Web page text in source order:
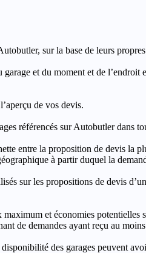
sur la base de leurs
et du moment et de l’endroit
de vos devis.
référencés sur Autobutler dans
entre la proposition de devis la
à partir duquel la
sur les propositions de devis
et économies potentielles
de demandes ayant reçu au
des garages peuvent